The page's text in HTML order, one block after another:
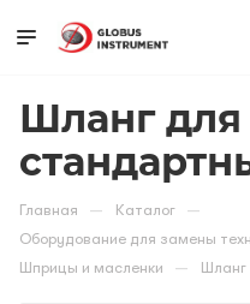
Шланг
Главная — Каталог —
Оборудование для замены
Шприцы и масленки —